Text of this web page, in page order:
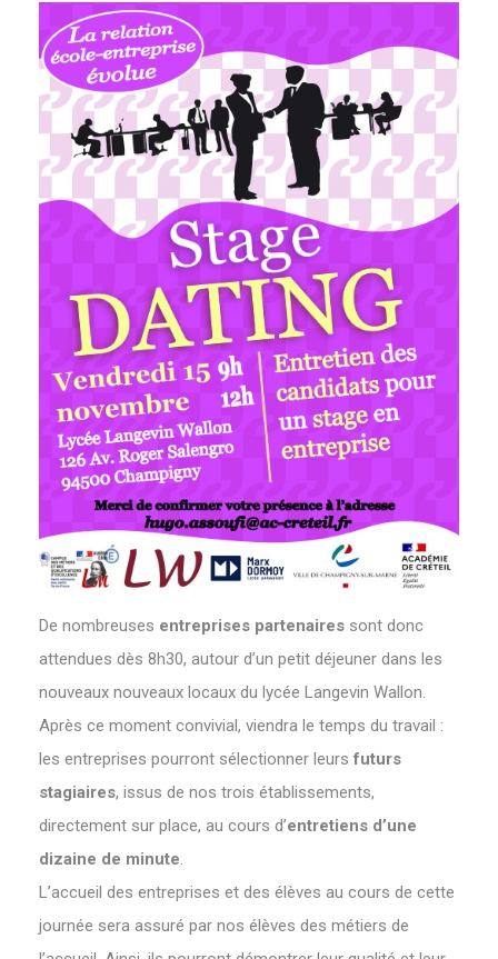
De nombreuses entreprises partenaires sont donc
attendues dès 8h30, autour d’un petit déjeuner dans les
nouveaux nouveaux locaux du lycée Langevin Wallon.
Après ce moment convivial, viendra le temps du travail :
les entreprises pourront sélectionner leursfuturs
stagiaires, issus de nos trois établissements,
directement sur place, au cours d’entretiens d’une
dizaine de minute.
L’accueil des entreprises et des élèves au cours de cette
journée sera assuré par nos élèves des métiers de